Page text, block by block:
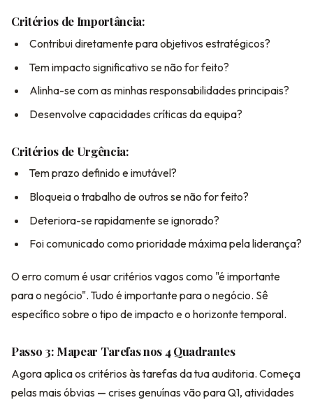
Critérios de Importância:
Contribui diretamente para objetivos estratégicos?
Tem impacto significativo se não for feito?
Alinha-se com as minhas responsabilidades principais?
Desenvolve capacidades críticas da equipa?
Critérios de Urgência:
Tem prazo definido e imutável?
Bloqueia o trabalho de outros se não for feito?
Deteriora-se rapidamente se ignorado?
Foi comunicado como prioridade máxima pela liderança?
O erro comum é usar critérios vagos como "é importante
para o negócio". Tudo é importante para o negócio. Sê
específico sobre o tipo de impacto e o horizonte temporal.
Passo 3: Mapear Tarefas nos 4 Quadrantes
Agora aplica os critérios às tarefas da tua auditoria. Começa
pelas mais óbvias — crises genuínas vão para Q1, atividades